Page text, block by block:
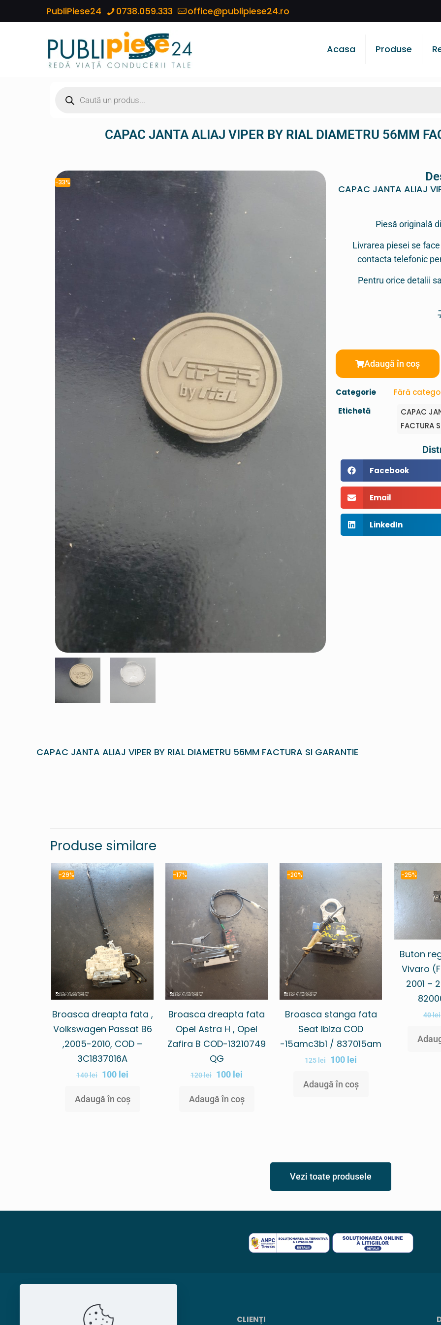
PubliPiese24 0738.059.333 office@publipiese24.ro
Acasa Produse
CAPAC JANTA ALIAJ VIPER BY RIAL DIAMETRU 56MM
-33%
CAPAC JANTA ALIAJ
Piesă originală
Livrarea piesei se
contacta telefonic
Pentru orice detalii
Adaugă în coș
Categorie
Fără
Etichetă
CAPAC
FACTURA
Facebook
Email
LinkedIn
CAPAC JANTA ALIAJ VIPER BY RIAL DIAMETRU 56MM FACTURA SI GARANTIE
Produse similare
-29%
Broasca dreapta fata ,
Volkswagen Passat B6
,2005-2010, COD –
3C1837016A
140lei 100 lei
Adaugă în coș
-17%
Broasca dreapta fata
Opel Astra H , Opel
Zafira B COD-13210749
QG
120lei 100 lei
Adaugă în coș
-20%
Broasca stanga fata
Seat Ibiza COD
-15amc3b1 / 837015am
125lei 100 lei
Adaugă în coș
-25%
Buton
Vivaro
2001 –
40lei
Vezi toate produsele
CLIENȚI